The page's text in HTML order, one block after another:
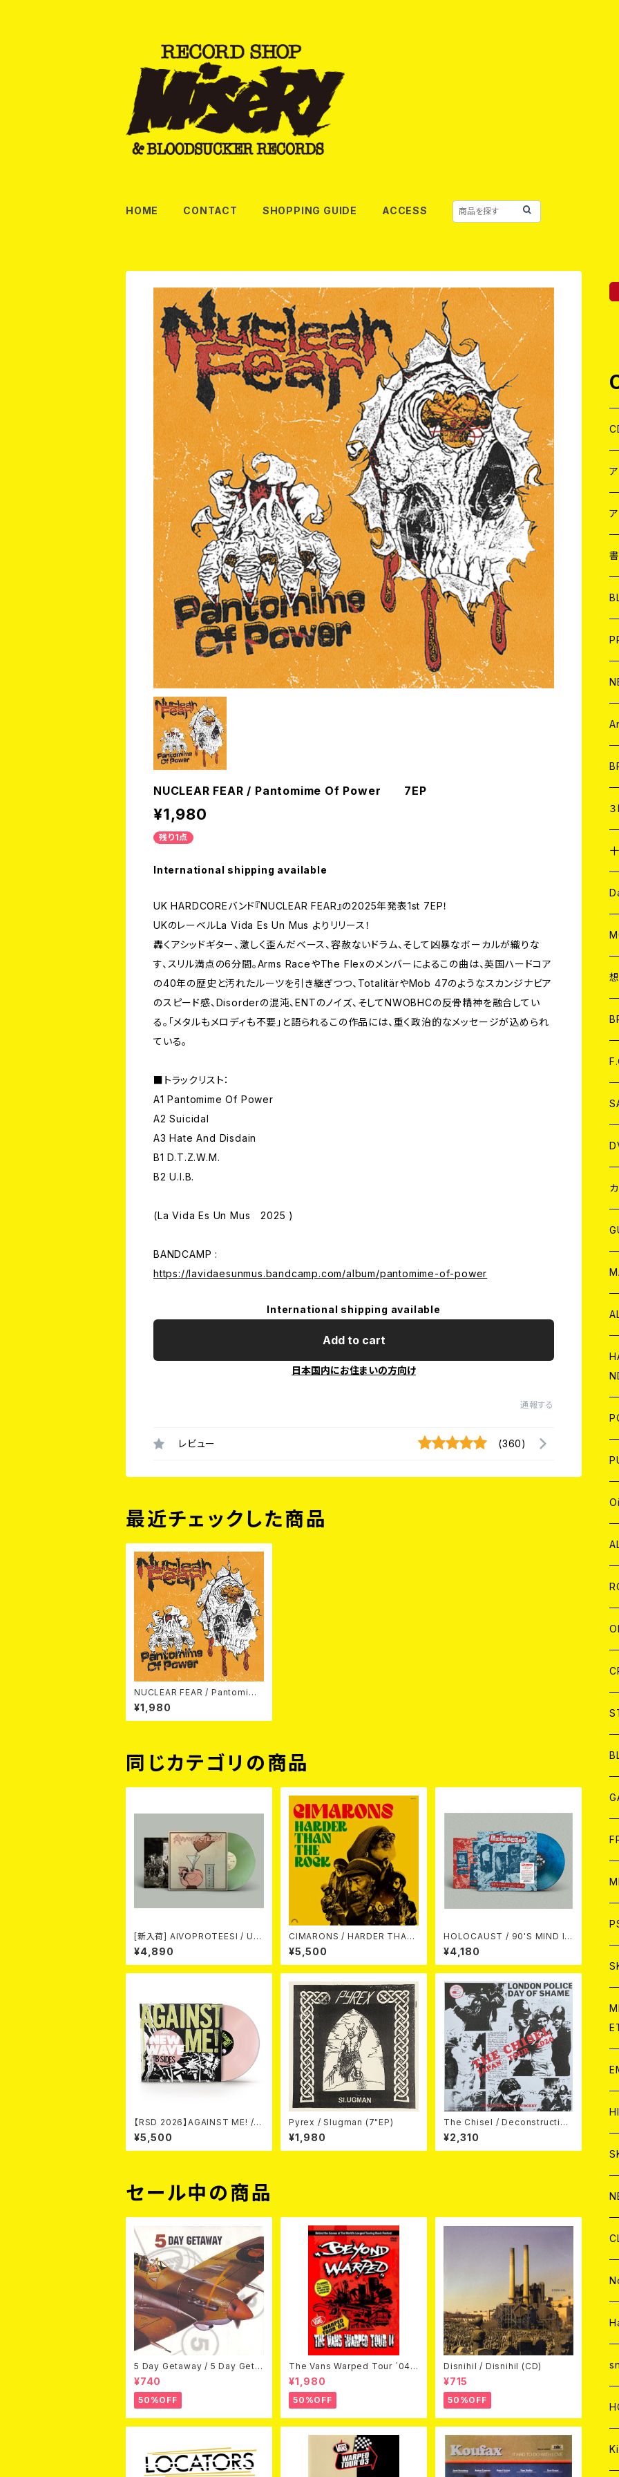
HOME CONTACT SHOPPING GUIDE ACCESS
NUCLEAR FEAR / Pantomime Of Power 7EP
¥1,980
残り1点
International shipping available
UK HARDCOREバンド『NUCLEAR FEAR』の2025年発表1st 7EP！
UKのレーベルLa Vida Es Un Mus よりリリース！
轟くアシッドギター、激しく歪んだベース、容赦ないドラム、そして凶暴なボーカルが織りな
す、スリル満点の6分間。Arms RaceやThe Flexのメンバーによるこの曲は、英国ハードコア
の40年の歴史と汚れたルーツを引き継ぎつつ、TotalitärやMob 47のようなスカンジナビア
のスピード感、Disorderの混沌、ENTのノイズ、そしてNWOBHCの反骨精神を融合してい
る。「メタルもメロディも不要」と語られるこの作品には、重く政治的なメッセージが込められ
ている。
■トラックリスト：
A1 Pantomime Of Power
A2 Suicidal
A3 Hate And Disdain
B1 D.T.Z.W.M.
B2 U.I.B.
(La Vida Es Un Mus 2025 )
BANDCAMP :
https://lavidaesunmus.bandcamp.com/album/pantomime-of-power
International shipping available
Add to cart
日本国内にお住まいの方向け
通報する
レビュー (360)
最近チェックした商品
NUCLEAR FEAR / Pantomime
Of Power 7EP
¥1,980
同じカテゴリの商品
[新入荷] AIVOPROTEESI / UM
PIKUJA (LP / LTD.100 DIE-HA
RD COKE BOTTLE GREEN VI
NYL) (ITA / F.O.A.D.)
¥4,890
CIMARONS / HARDER THAN
¥5,500
HOLOCAUST / 90'S MIND IN
YOUR MINDS (※LTD.150 SWI
RL BLUE VINYL)
¥4,180
【RSD 2026】AGAINST ME! / N
EW WAVE B-SIDES [RSD VIN
YL EP][Coloured Vinyl](12")
¥5,500
Pyrex / Slugman (7"EP)
¥1,980
The Chisel / Deconstructive
Surgery (7"EP)
¥2,310
セール中の商品
5 Day Getaway / 5 Day Geta
way (CDEP)
¥740
50%OFF
The Vans Warped Tour `04
Beyond Warped (国内盤DVD)
¥1,980
50%OFF
Disnihil / Disnihil (CD)
¥715
50%OFF
７
LP
CD
CD
CD
CD